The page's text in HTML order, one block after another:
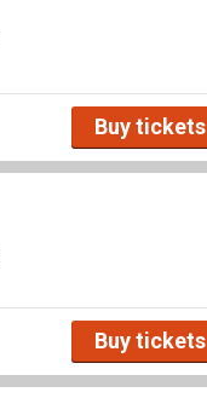
Buy tickets
Buy tickets